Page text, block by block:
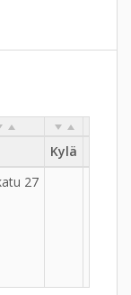
Kylä
27